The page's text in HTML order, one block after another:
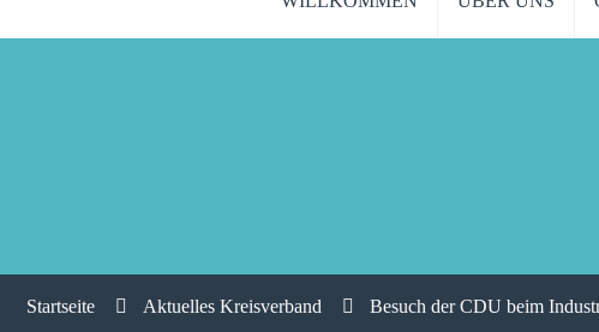
Startseite Aktuelles Kreisverband Besuch der CDU beim